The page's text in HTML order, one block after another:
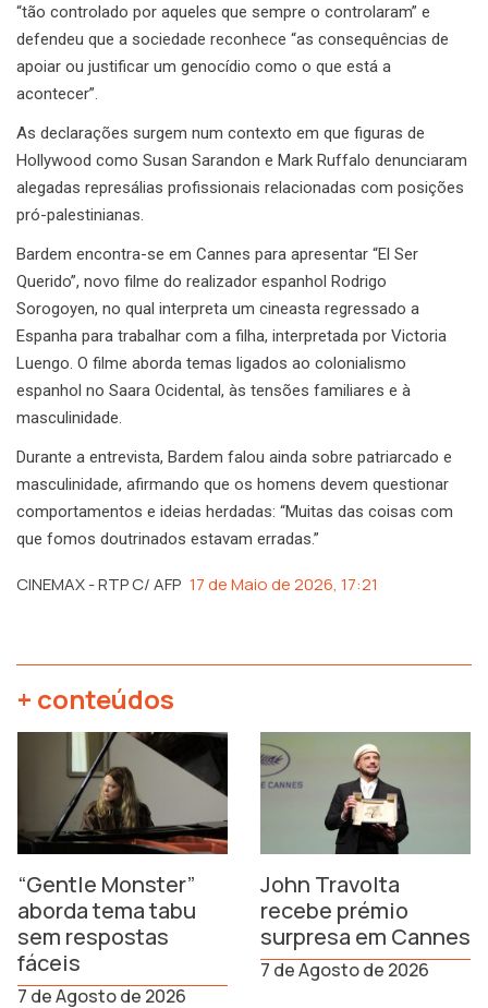
“tão controlado por aqueles que sempre o controlaram” e
defendeu que a sociedade reconhece “as consequências de
apoiar ou justificar um genocídio como o que está a
acontecer”.
As declarações surgem num contexto em que figuras de
Hollywood como Susan Sarandon e Mark Ruffalo denunciaram
alegadas represálias profissionais relacionadas com posições
pró-palestinianas.
Bardem encontra-se em Cannes para apresentar “El Ser
Querido”, novo filme do realizador espanhol Rodrigo
Sorogoyen, no qual interpreta um cineasta regressado a
Espanha para trabalhar com a filha, interpretada por Victoria
Luengo. O filme aborda temas ligados ao colonialismo
espanhol no Saara Ocidental, às tensões familiares e à
masculinidade.
Durante a entrevista, Bardem falou ainda sobre patriarcado e
masculinidade, afirmando que os homens devem questionar
comportamentos e ideias herdadas: “Muitas das coisas com
que fomos doutrinados estavam erradas.”
CINEMAX - RTP C/ AFP 17 de Maio de 2026, 17:21
+ conteúdos
“Gentle Monster”
aborda tema tabu
sem respostas
fáceis
7 de Agosto de 2026
John Travolta
recebe prémio
surpresa em Cannes
7 de Agosto de 2026